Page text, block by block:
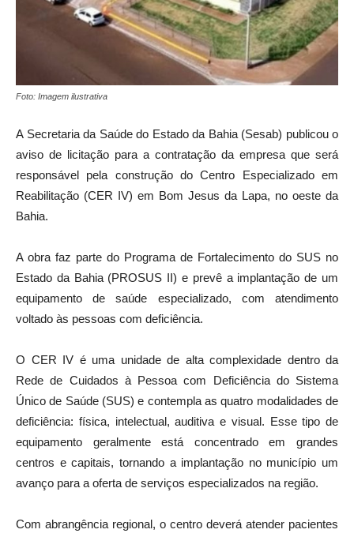
Foto: Imagem ilustrativa
A Secretaria da Saúde do Estado da Bahia (Sesab) publicou o
aviso de licitação para a contratação da empresa que será
responsável pela construção do Centro Especializado em
Reabilitação (CER IV) em Bom Jesus da Lapa, no oeste da
Bahia.
A obra faz parte do Programa de Fortalecimento do SUS no
Estado da Bahia (PROSUS II) e prevê a implantação de um
equipamento de saúde especializado, com atendimento
voltado às pessoas com deficiência.
O CER IV é uma unidade de alta complexidade dentro da
Rede de Cuidados à Pessoa com Deficiência do Sistema
Único de Saúde (SUS) e contempla as quatro modalidades de
deficiência: física, intelectual, auditiva e visual. Esse tipo de
equipamento geralmente está concentrado em grandes
centros e capitais, tornando a implantação no município um
avanço para a oferta de serviços especializados na região.
Com abrangência regional, o centro deverá atender pacientes